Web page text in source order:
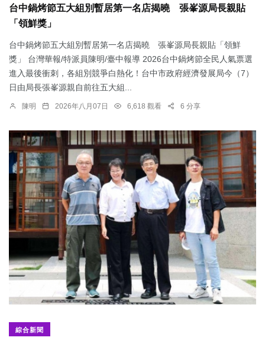
台中鍋烤節五大組別暫居第一名店揭曉 張峯源局長親貼
「領鮮獎」
台中鍋烤節五大組別暫居第一名店揭曉 張峯源局長親貼「領鮮
獎」 台灣華報/特派員陳明/臺中報導 2026台中鍋烤節全民人氣票選
進入最後衝刺，各組別競爭白熱化！台中市政府經濟發展局今（7）
日由局長張峯源親自前往五大組...
陳明 2026年八月07日 6,618 觀看 6 分享
綜合新聞